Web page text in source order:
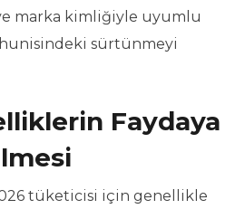
marka kimliğiyle uyumlu
sürtünmeyi
Faydaya
tüketicisi için genellikle